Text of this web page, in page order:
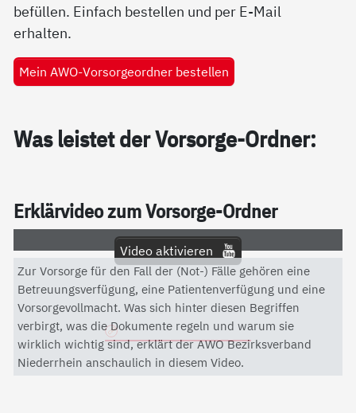
befüllen. Einfach bestellen und per E-Mail
erhalten.
Mein AWO-Vorsorgeordner bestellen
Was leis­tet der Vor­sor­ge-Ord­ner:
Er­klär­vi­deo zum Vor­sor­ge-Ord­ner
Video aktivieren
Mit dem Aktivieren des Videos akzeptieren Sie die
Datenschutzerklärung von YouTube.
Datenschutzerklärung
Zur Vorsorge für den Fall der (Not-) Fälle gehören eine
Betreuungsverfügung, eine Patientenverfügung und eine
Vorsorgevollmacht. Was sich hinter diesen Begriffen
verbirgt, was die Dokumente regeln und warum sie
wirklich wichtig sind, erklärt der AWO Bezirksverband
Niederrhein anschaulich in diesem Video.